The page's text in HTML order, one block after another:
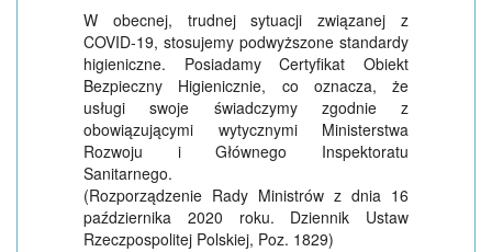
W obecnej, trudnej sytuacji związanej z
COVID-19, stosujemy podwyższone standardy
higieniczne. Posiadamy Certyfikat Obiekt
Bezpieczny Higienicznie, co oznacza, że
usługi swoje świadczymy zgodnie z
obowiązującymi wytycznymi Ministerstwa
Rozwoju i Głównego Inspektoratu
Sanitarnego.
(Rozporządzenie Rady Ministrów z dnia 16
października 2020 roku. Dziennik Ustaw
Rzeczpospolitej Polskiej, Poz. 1829)